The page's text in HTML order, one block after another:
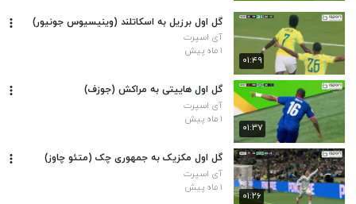
۰۱:۴۹
گل اول برزیل به اسکاتلند (وینیسیوس جونیور)
آی اسپرت
۱ ماه پیش
۰۱:۳۷
گل اول هاییتی به مراکش (جوزف)
آی اسپرت
۱ ماه پیش
۰۱:۲۶
گل اول مکزیک به جمهوری چک (متئو چاوز)
آی اسپرت
۱ ماه پیش